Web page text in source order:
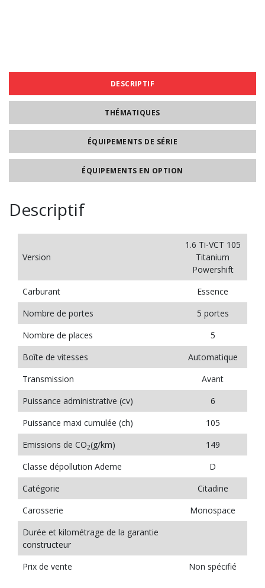
DESCRIPTIF
THÉMATIQUES
ÉQUIPEMENTS DE SÉRIE
ÉQUIPEMENTS EN OPTION
Descriptif
Version
1.6 Ti-VCT 105
Titanium
Powershift
Carburant
Essence
Nombre de portes
5 portes
Nombre de places
5
Boîte de vitesses
Automatique
Transmission
Avant
Puissance administrative (cv)
6
Puissance maxi cumulée (ch)
105
Emissions de CO2(g/km)
149
Classe dépollution Ademe
D
Catégorie
Citadine
Carosserie
Monospace
Durée et kilométrage de la garantie
constructeur
Prix de vente
Non spécifié